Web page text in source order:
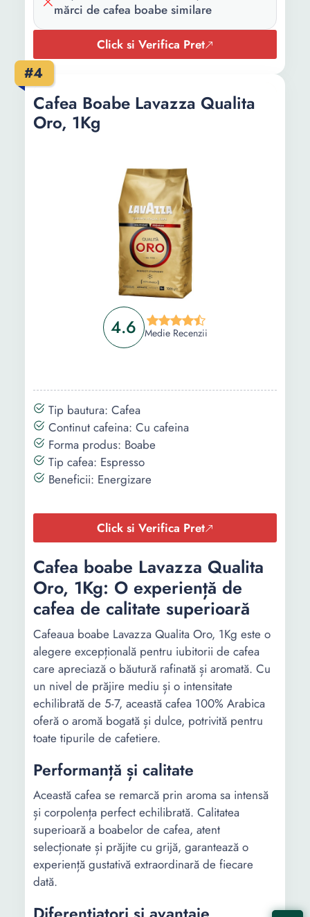
mărci de cafea boabe similare
Click si Verifica Pret
#4
4.6 Medie Recenzii
Cafea Boabe Lavazza Qualita
Oro, 1Kg
Tip bautura: Cafea
Continut cafeina: Cu cafeina
Forma produs: Boabe
Tip cafea: Espresso
Beneficii: Energizare
Click si Verifica Pret
Cafea boabe Lavazza Qualita
Oro, 1Kg: O experiență de
cafea de calitate superioară
Cafeaua boabe Lavazza Qualita Oro, 1Kg este o
alegere excepțională pentru iubitorii de cafea
care apreciază o băutură rafinată și aromată. Cu
un nivel de prăjire mediu și o intensitate
echilibrată de 5-7, această cafea 100% Arabica
oferă o aromă bogată și dulce, potrivită pentru
toate tipurile de cafetiere.
Performanță și calitate
Această cafea se remarcă prin aroma sa intensă
și corpolența perfect echilibrată. Calitatea
superioară a boabelor de cafea, atent
selecționate și prăjite cu grijă, garantează o
experiență gustativă extraordinară de fiecare
dată.